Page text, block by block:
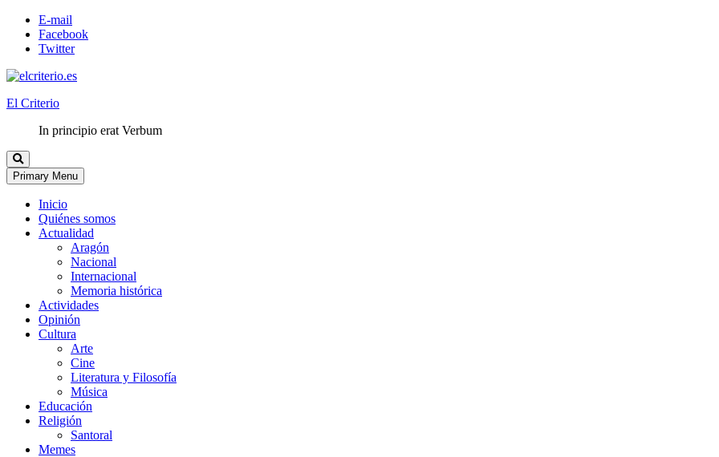
E-mail
Facebook
Twitter
El Criterio
In principio erat Verbum
Primary Menu
Inicio
Quiénes somos
Actualidad
Aragón
Nacional
Internacional
Memoria histórica
Actividades
Opinión
Cultura
Arte
Cine
Literatura y Filosofía
Música
Educación
Religión
Santoral
Memes